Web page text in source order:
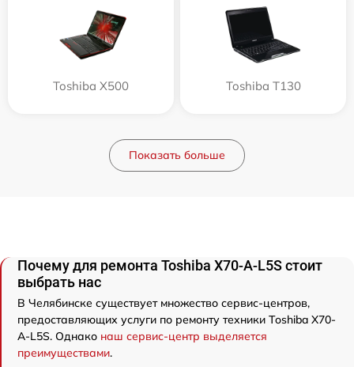
Toshiba X500 Toshiba T130
Показать больше
Почему для ремонта Toshiba X70-A-L5S стоит
выбрать нас
В Челябинске существует множество сервис-центров,
предоставляющих услуги по ремонту техники Toshiba X70-
A-L5S. Однако наш сервис-центр выделяется
преимуществами.